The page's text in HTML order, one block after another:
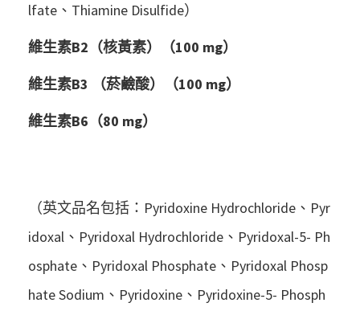
lfate、Thiamine Disulfide）
維生素B2（核黃素）（100 mg）
維生素B3 （菸鹼酸）（100 mg）
維生素B6（80 mg）
（英文品名包括：Pyridoxine Hydrochloride、Pyr
idoxal、Pyridoxal Hydrochloride、Pyridoxal-5- Ph
osphate、Pyridoxal Phosphate、Pyridoxal Phosp
hate Sodium、Pyridoxine、Pyridoxine-5- Phosph